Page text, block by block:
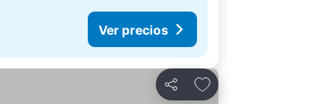
Ver precios
Compartir
Agregar a favoritos